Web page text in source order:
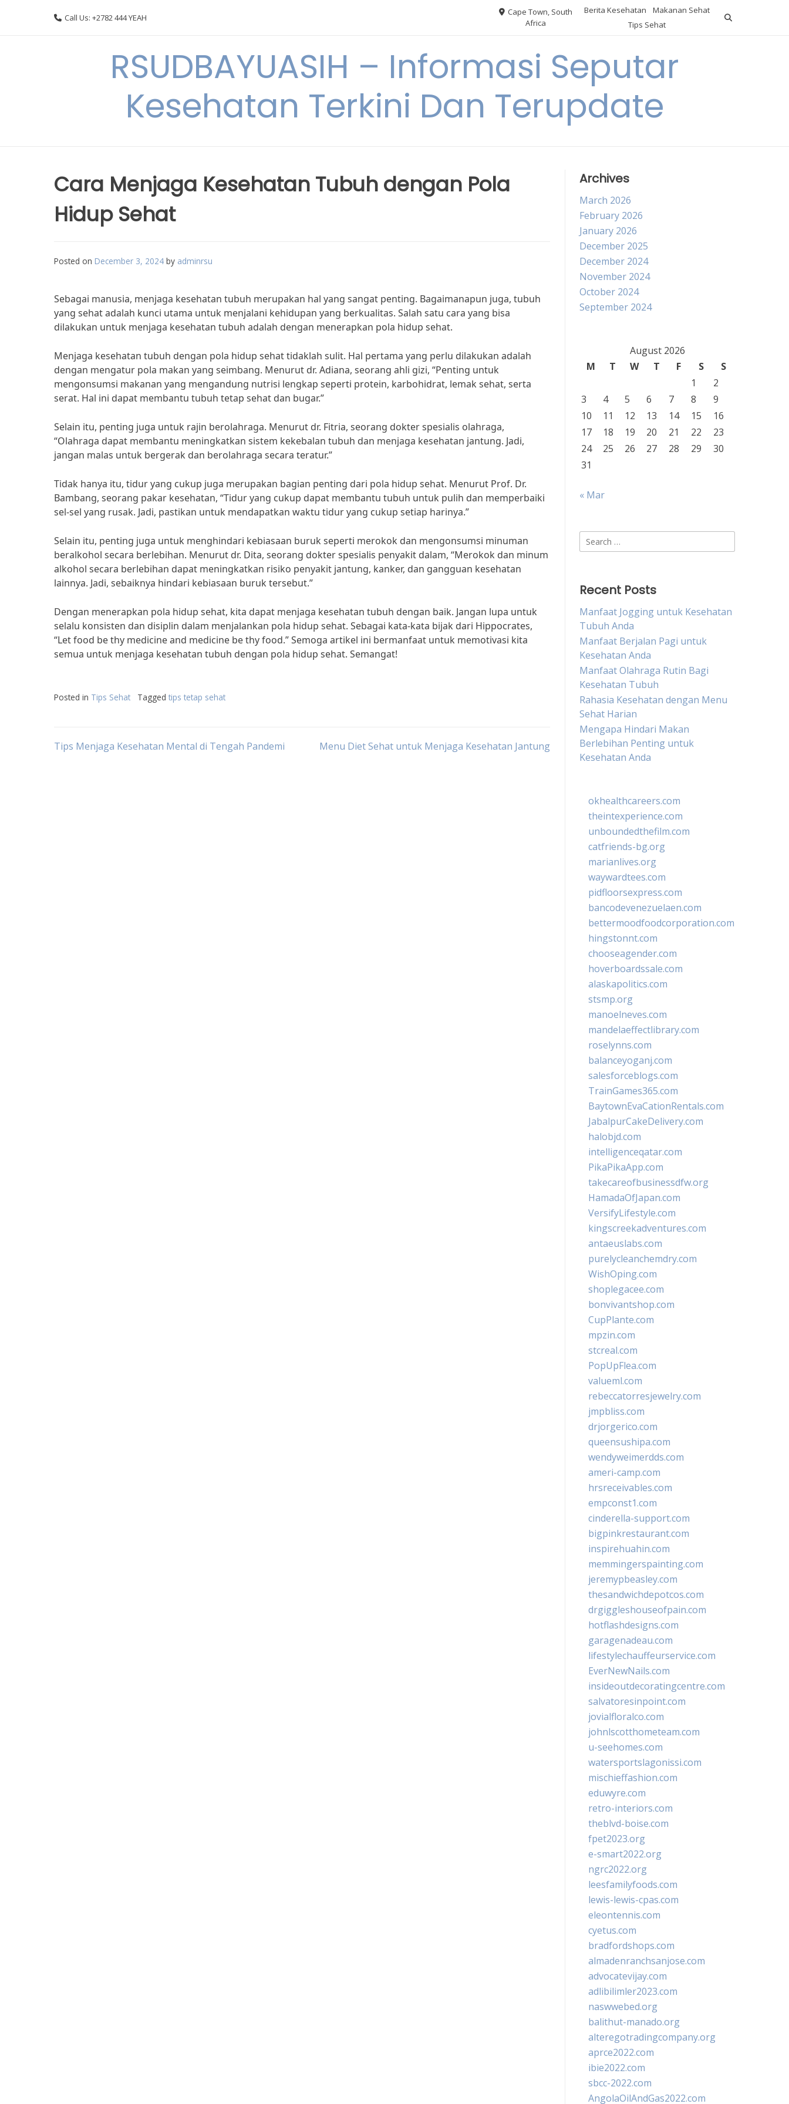
Call Us: +2782 444 YEAH
Cape Town, South
Africa
Berita Kesehatan
Makanan Sehat
Tips Sehat
RSUDBAYUASIH – Informasi Seputar
Kesehatan Terkini Dan Terupdate
Cara Menjaga Kesehatan Tubuh dengan Pola
Hidup Sehat
Posted on December 3, 2024 by adminrsu
Sebagai manusia, menjaga kesehatan tubuh merupakan hal yang sangat penting. Bagaimanapun juga, tubuh
yang sehat adalah kunci utama untuk menjalani kehidupan yang berkualitas. Salah satu cara yang bisa
dilakukan untuk menjaga kesehatan tubuh adalah dengan menerapkan pola hidup sehat.
Menjaga kesehatan tubuh dengan pola hidup sehat tidaklah sulit. Hal pertama yang perlu dilakukan adalah
dengan mengatur pola makan yang seimbang. Menurut dr. Adiana, seorang ahli gizi, “Penting untuk
mengonsumsi makanan yang mengandung nutrisi lengkap seperti protein, karbohidrat, lemak sehat, serta
serat. Hal ini dapat membantu tubuh tetap sehat dan bugar.”
Selain itu, penting juga untuk rajin berolahraga. Menurut dr. Fitria, seorang dokter spesialis olahraga,
“Olahraga dapat membantu meningkatkan sistem kekebalan tubuh dan menjaga kesehatan jantung. Jadi,
jangan malas untuk bergerak dan berolahraga secara teratur.”
Tidak hanya itu, tidur yang cukup juga merupakan bagian penting dari pola hidup sehat. Menurut Prof. Dr.
Bambang, seorang pakar kesehatan, “Tidur yang cukup dapat membantu tubuh untuk pulih dan memperbaiki
sel-sel yang rusak. Jadi, pastikan untuk mendapatkan waktu tidur yang cukup setiap harinya.”
Selain itu, penting juga untuk menghindari kebiasaan buruk seperti merokok dan mengonsumsi minuman
beralkohol secara berlebihan. Menurut dr. Dita, seorang dokter spesialis penyakit dalam, “Merokok dan minum
alkohol secara berlebihan dapat meningkatkan risiko penyakit jantung, kanker, dan gangguan kesehatan
lainnya. Jadi, sebaiknya hindari kebiasaan buruk tersebut.”
Dengan menerapkan pola hidup sehat, kita dapat menjaga kesehatan tubuh dengan baik. Jangan lupa untuk
selalu konsisten dan disiplin dalam menjalankan pola hidup sehat. Sebagai kata-kata bijak dari Hippocrates,
“Let food be thy medicine and medicine be thy food.” Semoga artikel ini bermanfaat untuk memotivasi kita
semua untuk menjaga kesehatan tubuh dengan pola hidup sehat. Semangat!
Posted in Tips Sehat Tagged tips tetap sehat
Post
Tips Menjaga Kesehatan Mental di Tengah Pandemi Menu Diet Sehat untuk Menjaga Kesehatan Jantung
Archives
March 2026
February 2026
January 2026
December 2025
December 2024
November 2024
October 2024
September 2024
August 2026
M
T W T F S
S
1
2
3
4 5 6 7 8
9
10
11 12 13 14 15
16
17
18 19 20 21 22
23
24
25 26 27 28 29
30
31
« Mar
Search
for:
Recent Posts
Manfaat Jogging untuk Kesehatan
Tubuh Anda
Manfaat Berjalan Pagi untuk
Kesehatan Anda
Manfaat Olahraga Rutin Bagi
Kesehatan Tubuh
Rahasia Kesehatan dengan Menu
Sehat Harian
Mengapa Hindari Makan
Berlebihan Penting untuk
Kesehatan Anda
okhealthcareers.com
theintexperience.com
unboundedthefilm.com
catfriends-bg.org
marianlives.org
waywardtees.com
pidfloorsexpress.com
bancodevenezuelaen.com
bettermoodfoodcorporation.com
hingstonnt.com
chooseagender.com
hoverboardssale.com
alaskapolitics.com
stsmp.org
manoelneves.com
mandelaeffectlibrary.com
roselynns.com
balanceyoganj.com
salesforceblogs.com
TrainGames365.com
BaytownEvaCationRentals.com
JabalpurCakeDelivery.com
halobjd.com
intelligenceqatar.com
PikaPikaApp.com
takecareofbusinessdfw.org
HamadaOfJapan.com
VersifyLifestyle.com
kingscreekadventures.com
antaeuslabs.com
purelycleanchemdry.com
WishOping.com
shoplegacee.com
bonvivantshop.com
CupPlante.com
mpzin.com
stcreal.com
PopUpFlea.com
valueml.com
rebeccatorresjewelry.com
jmpbliss.com
drjorgerico.com
queensushipa.com
wendyweimerdds.com
ameri-camp.com
hrsreceivables.com
empconst1.com
cinderella-support.com
bigpinkrestaurant.com
inspirehuahin.com
memmingerspainting.com
jeremypbeasley.com
thesandwichdepotcos.com
drgiggleshouseofpain.com
hotflashdesigns.com
garagenadeau.com
lifestylechauffeurservice.com
EverNewNails.com
insideoutdecoratingcentre.com
salvatoresinpoint.com
jovialfloralco.com
johnlscotthometeam.com
u-seehomes.com
watersportslagonissi.com
mischieffashion.com
eduwyre.com
retro-interiors.com
theblvd-boise.com
fpet2023.org
e-smart2022.org
ngrc2022.org
leesfamilyfoods.com
lewis-lewis-cpas.com
eleontennis.com
cyetus.com
bradfordshops.com
almadenranchsanjose.com
advocatevijay.com
adlibilimler2023.com
naswwebed.org
balithut-manado.org
alteregotradingcompany.org
aprce2022.com
ibie2022.com
sbcc-2022.com
AngolaOilAndGas2022.com